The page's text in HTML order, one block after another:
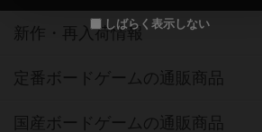
しばらく表示しない
新作・再入荷情報
定番ボードゲームの通販商品
国産ボードゲームの通販商品